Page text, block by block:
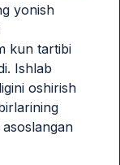
yonish
kun tartibi
Ishlab
oshirish